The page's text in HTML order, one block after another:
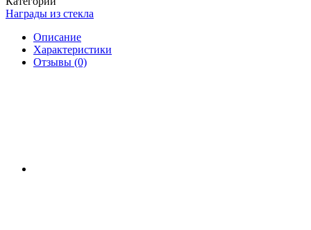
Награды из стекла
Описание
Характеристики
Отзывы (0)